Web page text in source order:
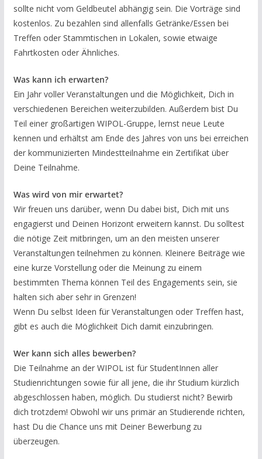
sollte nicht vom Geldbeutel abhängig sein. Die Vorträge sind
kostenlos. Zu bezahlen sind allenfalls Getränke/Essen bei
Treffen oder Stammtischen in Lokalen, sowie etwaige
Fahrtkosten oder Ähnliches.
Was kann ich erwarten?
Ein Jahr voller Veranstaltungen und die Möglichkeit, Dich in
verschiedenen Bereichen weiterzubilden. Außerdem bist Du
Teil einer großartigen WIPOL-Gruppe, lernst neue Leute
kennen und erhältst am Ende des Jahres von uns bei erreichen
der kommunizierten Mindestteilnahme ein Zertifikat über
Deine Teilnahme.
Was wird von mir erwartet?
Wir freuen uns darüber, wenn Du dabei bist, Dich mit uns
engagierst und Deinen Horizont erweitern kannst. Du solltest
die nötige Zeit mitbringen, um an den meisten unserer
Veranstaltungen teilnehmen zu können. Kleinere Beiträge wie
eine kurze Vorstellung oder die Meinung zu einem
bestimmten Thema können Teil des Engagements sein, sie
halten sich aber sehr in Grenzen!
Wenn Du selbst Ideen für Veranstaltungen oder Treffen hast,
gibt es auch die Möglichkeit Dich damit einzubringen.
Wer kann sich alles bewerben?
Die Teilnahme an der WIPOL ist für StudentInnen aller
Studienrichtungen sowie für all jene, die ihr Studium kürzlich
abgeschlossen haben, möglich. Du studierst nicht? Bewirb
dich trotzdem! Obwohl wir uns primär an Studierende richten,
hast Du die Chance uns mit Deiner Bewerbung zu
überzeugen.